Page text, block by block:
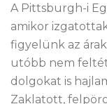
A Pittsburgh-i
amikor
figyelünk az
utóbb nem
dolgokat is
Zaklatott,